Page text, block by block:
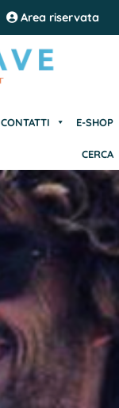
Area riservata
CONTATTI E-SHOP
CERCA